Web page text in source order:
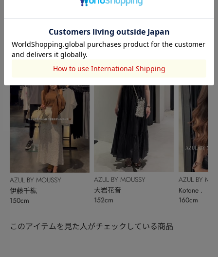
AZUL BY MOUSSY
八田理菜
157cm
AZUL BY MOUSSY
伊藤千紘
150cm
AZUL BY MOUSSY
Kotone .
AZUL BY MOUSSY
大岩花音
152cm
南美羽
AZUL BY
Kotone .
160cm
このアイテムを見た人がチェックしている商品